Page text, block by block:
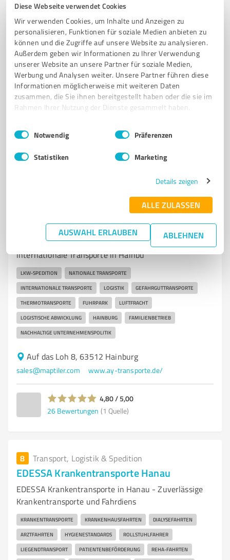
Diese Webseite verwendet Cookies
Wir verwenden Cookies, um Inhalte und Anzeigen zu
personalisieren, Funktionen für soziale Medien anbieten zu
können und die Zugriffe auf unsere Website zu analysieren.
Außerdem geben wir Informationen zu Ihrer Verwendung
unserer Website an unsere Partner für soziale Medien,
Werbung und Analysen weiter. Unsere Partner führen diese
Informationen möglicherweise mit weiteren Daten
zusammen, die Sie ihnen bereitgestellt haben oder die sie im
Rahmen Ihrer Nutzung der Dienste gesammelt haben.
Impressum Datenschutzbestimmungen
Einwilligungsauswahl
Notwendig Präferenzen
Statistiken Marketing
Details zeigen
ALLE ZULASSEN
AUSWAHL ERLAUBEN ABLEHNEN
My Cab Fahrservice
My Cab Fahrservice – sicher, bequem und zuverlässig
zu Ihrem Ziel
FAHRSERVICE FLUGHAFENTRANSFER BAHNHOFTRANSFER
CHAUFFEURSERVICE LIMOUSINENSERVICE
Max-Planck-Straße 6, 63128 Dietzenbach
Tel. 06074 9141360
info@mycab-limousine.com
4,80 / 5,00
(1 Quelle)
Transport, Logistik & Spedition
Ay Transporte Hainburg
Zuverlässige Lkw-Spedition für nationale und
internationale Transporte in Hainbu
LKW-SPEDITION NATIONALE TRANSPORTE
INTERNATIONALE TRANSPORTE LOGISTIK GEFAHRGUTTRANSPORTE
THERMOTRANSPORTE FUHRPARK LUFTFRACHT
LOGISTISCHE ABWICKLUNG HAINBURG FAMILIENBETRIEB
NACHHALTIGE UNTERNEHMENSPOLITIK
Auf das Loh 8, 63512 Hainburg
sales@maptiler.com www.ay-transporte.de/
4,80 / 5,00
26 Bewertungen (1 Quelle)
8 Transport, Logistik & Spedition
EDESSA Krankentransporte Hanau
EDESSA Krankentransporte in Hanau - Zuverlässige
Krankentransporte und Fahrdiens
KRANKENTRANSPORTE KRANKENHAUSFAHRTEN DIALYSEFAHRTEN
ARZTFAHRTEN HYGIENESTANDARDS ROLLSTUHLFAHRER
LIEGENDTRANSPORT PATIENTENBEFÖRDERUNG REHA-FAHRTEN